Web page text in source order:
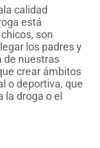
calidad
está
son
los padres y
de nuestras
crear ámbitos
o deportiva, que
la droga o el